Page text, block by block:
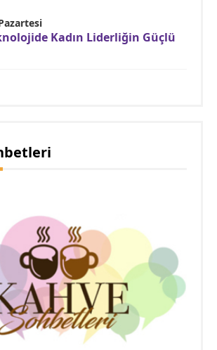
Kadın Liderliğin Güçlü